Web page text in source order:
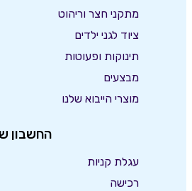
מתקני חצר וריהוט
ציוד לגני ילדים
תינוקות ופעוטות
מבצעים
מוצרי הייבוא שלנו
החשבון
עגלת קניות
רכישה